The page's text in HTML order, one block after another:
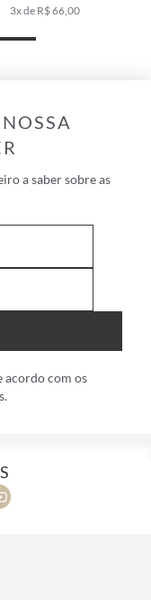
3x de R$ 66,00
a saber sobre as
acordo com os